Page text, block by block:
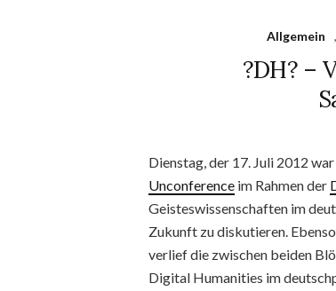
Allgemein ,
?DH? –
Dienstag, der 17. Juli 2012
Unconference im Rahmen der
Geisteswissenschaften im
Zukunft zu diskutieren.
verlief die zwischen beiden
Digital Humanities im